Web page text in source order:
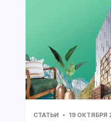
СТАТЬИ 19 ОКТЯБРЯ